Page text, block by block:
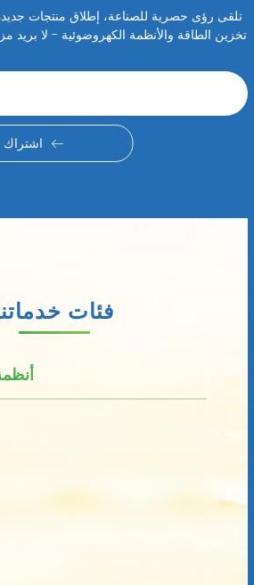
تلقى رؤى حصرية للصناعة، إطلاق منتجات
تخزين الطاقة والأنظمة الكهروضوئية - لا
اشتراك
فئات